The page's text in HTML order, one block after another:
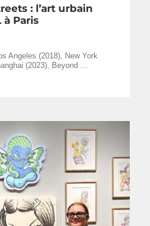
: l’art urbain
à Paris
Angeles (2018), New York
(2023), Beyond …